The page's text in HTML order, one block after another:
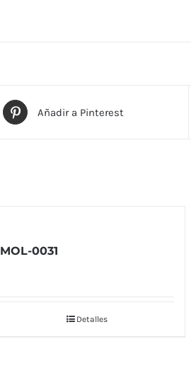
Añadir a Pinterest
MOL-0031
Detalles